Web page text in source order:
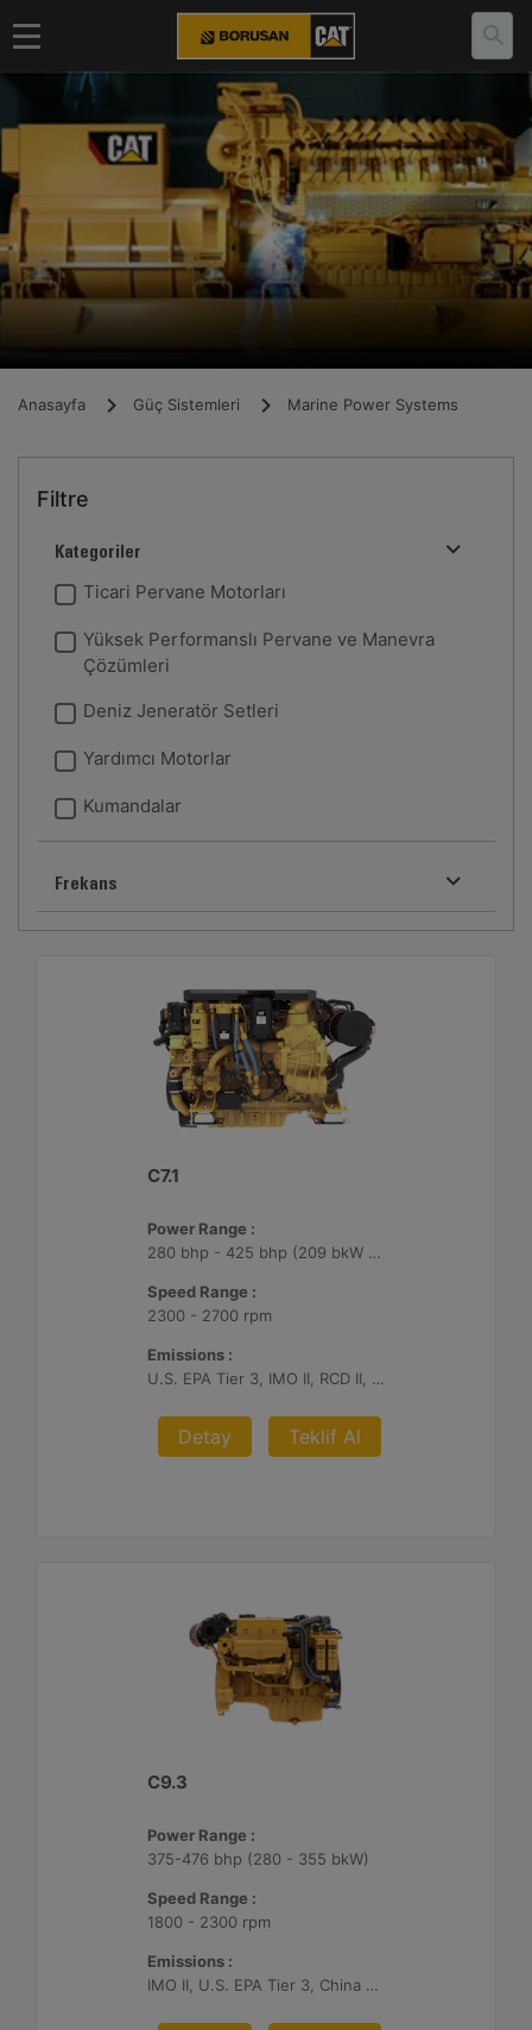
Anasayfa Güç Sistemleri Marine Power Systems
Filtre
Kategoriler
Ticari Pervane Motorları
Yüksek Performanslı Pervane ve Manevra
Çözümleri
Deniz Jeneratör Setleri
Yardımcı Motorlar
Kumandalar
Frekans
C7.1
Power Range :
280 bhp - 425 bhp (209 bkW - 317 bkW)
Speed Range :
2300 - 2700 rpm
Emissions :
U.S. EPA Tier 3, IMO II, RCD II, China II
Detay Teklif Al
C9.3
Power Range :
375-476 bhp (280 - 355 bkW)
Speed Range :
1800 - 2300 rpm
Emissions :
IMO II, U.S. EPA Tier 3, China Stage II